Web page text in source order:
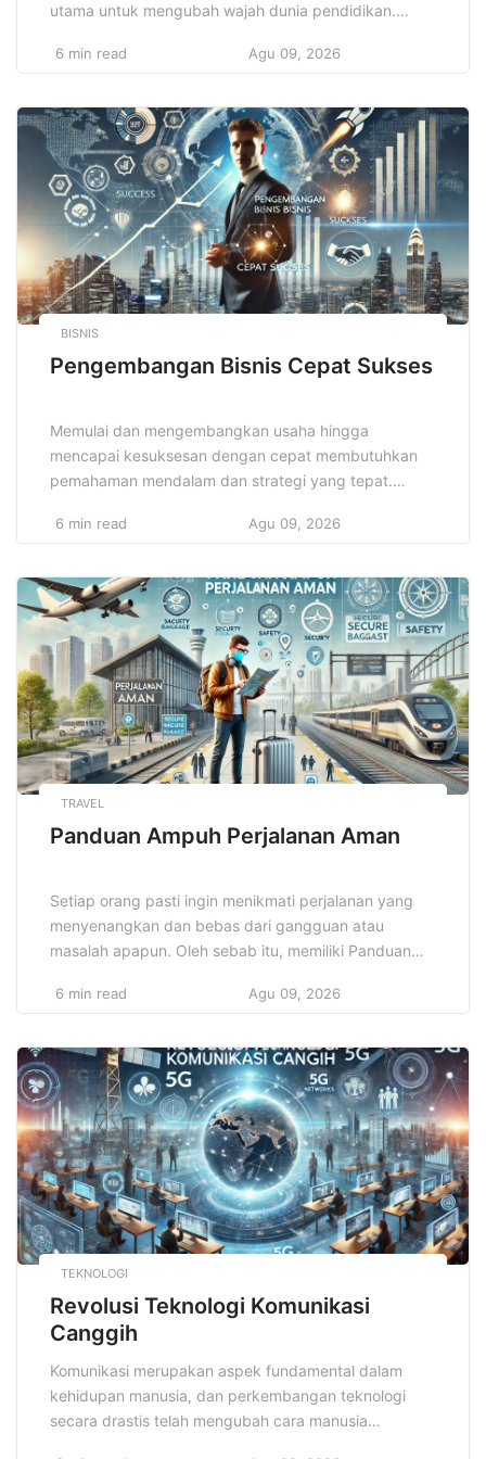
utama untuk mengubah wajah dunia pendidikan.
berjalan dengan lebih interaktif, menarik, dan efektif.
bukan lagi sekadar tambahan, melainkan kebutuhan
yang harus dihadirkan dalam setiap lingkungan
pendidikan. Dengan inovasi media pembelajaran, guru
dan […]
6 min read Agu 09, 2026
BISNIS
Pengembangan Bisnis Cepat Sukses
Memulai dan mengembangkan usaha hingga
mencapai kesuksesan dengan cepat membutuhkan
pemahaman mendalam dan strategi yang tepat.
keberuntungan, melainkan hasil dari perencanaan
pengusaha muda dan pelaku usaha kecil menengah
menginginkan pertumbuhan yang pesat, namun tanpa
panduan yang jelas, mereka mudah terjebak dalam
kesalahan […]
6 min read Agu 09, 2026
TRAVEL
Panduan Ampuh Perjalanan Aman
Setiap orang pasti ingin menikmati perjalanan yang
menyenangkan dan bebas dari gangguan atau
masalah apapun. Oleh sebab itu, memiliki Panduan
memastikan keselamatan dan kenyamanan selama
yang matang dan pengetahuan yang tepat bisa
sangat membantu menghindarkan dari berbagai risiko
dan kejadian yang tidak diinginkan. […]
6 min read Agu 09, 2026
TEKNOLOGI
Revolusi Teknologi Komunikasi
Canggih
Komunikasi merupakan aspek fundamental dalam
kehidupan manusia, dan perkembangan teknologi
secara drastis telah mengubah cara manusia